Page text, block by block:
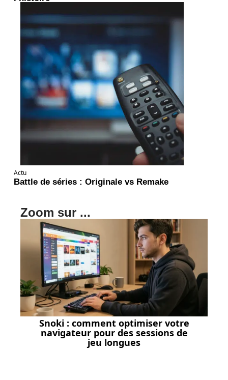
Actu
Battle de séries : Originale vs Remake
Zoom sur ...
Snoki : comment optimiser votre
navigateur pour des sessions de
jeu longues